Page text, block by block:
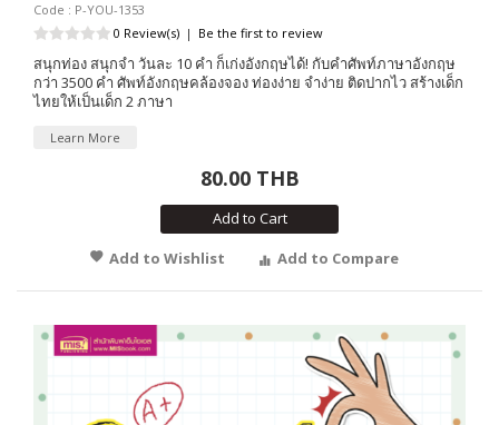
Code : P-YOU-1353
0 Review(s) | Be the first to review
สนุกท่อง สนุกจำ วันละ 10 คำ ก็เก่งอังกฤษได้! กับคำศัพท์ภาษาอังกฤษ
กว่า 3500 คำ ศัพท์อังกฤษคล้องจอง ท่องง่าย จำง่าย ติดปากไว สร้างเด็ก
ไทยให้เป็นเด็ก 2 ภาษา
Learn More
80.00 THB
Add to Cart
Add to Wishlist
Add to Compare